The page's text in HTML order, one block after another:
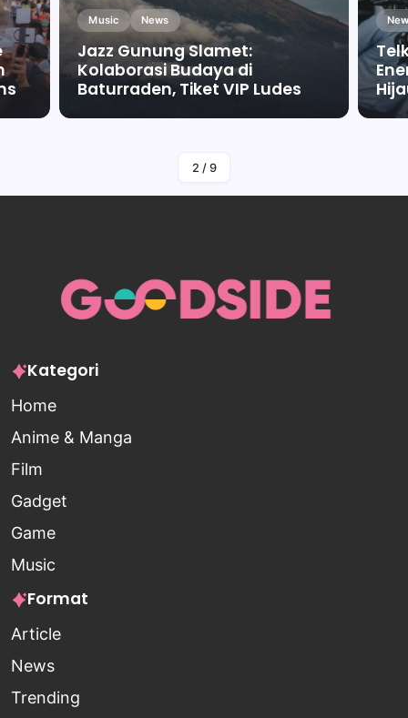
Music News
Jazz Gunung Slamet:
Kolaborasi Budaya di
Baturraden, Tiket VIP Ludes
By Falah Malaika Az Zahra
2 / 9
Kategori
Home
Anime & Manga
Film
Gadget
Game
Music
Format
Article
News
Trending